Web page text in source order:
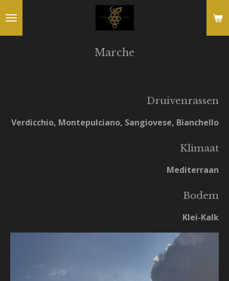
Marche
Druivenrassen
Verdicchio, Montepulciano, Sangiovese, Bianchello
Klimaat
Mediterraan
Bodem
Klei-Kalk